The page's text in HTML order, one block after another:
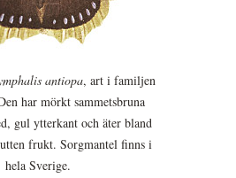
antiopa, art i familjen
har mörkt sammetsbruna
gul ytterkant och äter bland
frukt. Sorgmantel finns i
hela Sverige.